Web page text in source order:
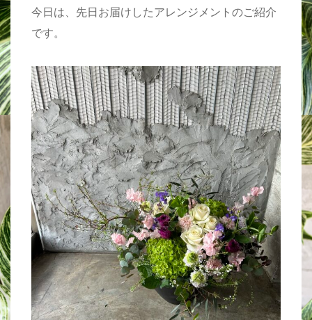
今日は、先日お届けしたアレンジメントのご紹介
です。